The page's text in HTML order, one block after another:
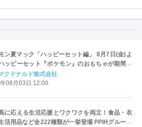
ン夏マック「ハッピーセット編」 8月7日(金)よ
ッピーセット『ポケモン』のおもちゃが期間限
クドナルド株式会社
08月03日 12:00
に応える生活応援とワクワクを両立！食品・衣
活用品など全222種類が一挙登場 PPIHグループ